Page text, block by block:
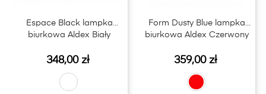
Espace Black lampka
biurkowa Aldex Biały
Cena
348,00 zł
Form Dusty Blue lampka
biurkowa Aldex Czerwony
Cena
359,00 zł